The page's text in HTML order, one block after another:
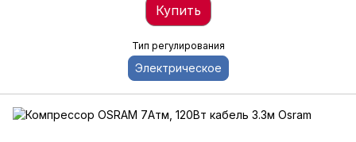
Купить
Тип регулирования
Электрическое